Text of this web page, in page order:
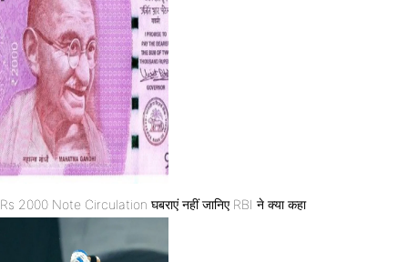
Rs 2000 Note Circulation घबराएं नहीं जानिए RBI ने क्या कहा